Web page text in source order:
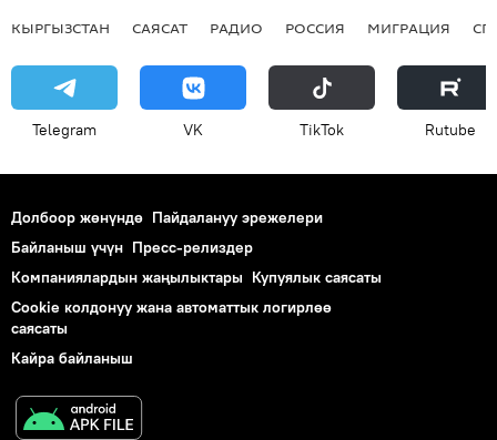
КЫРГЫЗСТАН САЯСАТ РАДИО РОССИЯ МИГРАЦИЯ
Telegram VK ТikТоk Rutube
Долбоор жөнүндө Пайдалануу эрежелери
Байланыш үчүн Пресс-релиздер
Компаниялардын жаңылыктары Купуялык саясаты
Cookie колдонуу жана автоматтык логирлөө
саясаты
Кайра байланыш